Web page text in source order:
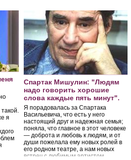
я
Спартак Мишулин: "Людям
надо говорить хорошие
слова каждые пять минут".
Я порадовалась за Спартака
Васильевича, что есть у него
настоящий друг и надежная семья;
поняла, что главное в этот человеке
— доброта и любовь к людям, и от
души пожелала ему новых ролей в
его родном театре, а нам новых
встреч с любимым артистом.